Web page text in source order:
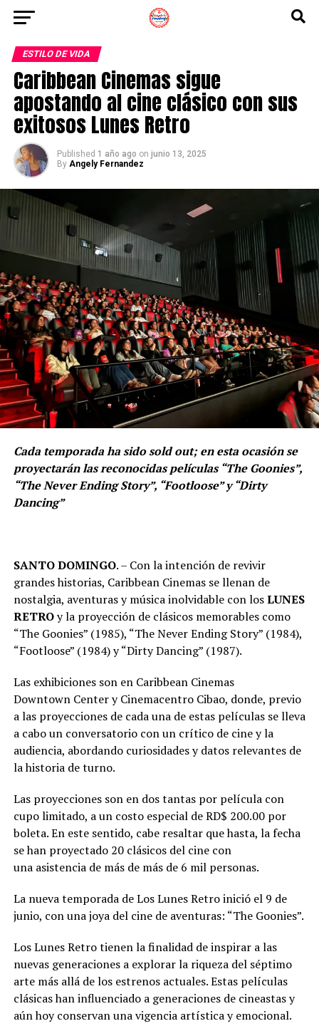
ESTILO DE VIDA
Caribbean Cinemas sigue
apostando al cine clásico con sus
exitosos Lunes Retro
Published 1 año ago on junio 13, 2025
By Angely Fernandez
Cada temporada ha sido sold out; en esta ocasión se
proyectarán las reconocidas películas “The Goonies”,
“The Never Ending Story”, “Footloose” y “Dirty
Dancing”
SANTO DOMINGO. – Con la intención de revivir
grandes historias, Caribbean Cinemas se llenan de
nostalgia, aventuras y música inolvidable con losLUNES
RETROy la proyección de clásicos memorables como
“The Goonies” (1985), “The Never Ending Story” (1984),
“Footloose” (1984) y “Dirty Dancing” (1987).
Las exhibiciones son en Caribbean Cinemas
Downtown Center y Cinemacentro Cibao, donde, previo
a las proyecciones de cada una de estas películas se lleva
a cabo un conversatorio con un crítico de cine y la
audiencia, abordando curiosidades y datos relevantes de
la historia de turno.
Las proyecciones son en dos tantas por película con
cupo limitado, a un costo especial de RD$ 200.00 por
boleta. En este sentido, cabe resaltar que hasta, la fecha
se han proyectado 20 clásicos del cine con
una asistencia de más de más de 6 mil personas.
La nueva temporada de Los Lunes Retro inició el 9 de
junio, con una joya del cine de aventuras: “The Goonies”.
Los Lunes Retro tienen la finalidad de inspirar a las
nuevas generaciones a explorar la riqueza del séptimo
arte más allá de los estrenos actuales. Estas películas
clásicas han influenciado a generaciones de cineastas y
aún hoy conservan una vigencia artística y emocional.